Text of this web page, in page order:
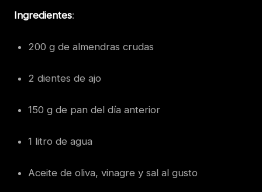
Ingredientes:
200 g de almendras crudas
2 dientes de ajo
150 g de pan del día anterior
1 litro de agua
Aceite de oliva, vinagre y sal al gusto